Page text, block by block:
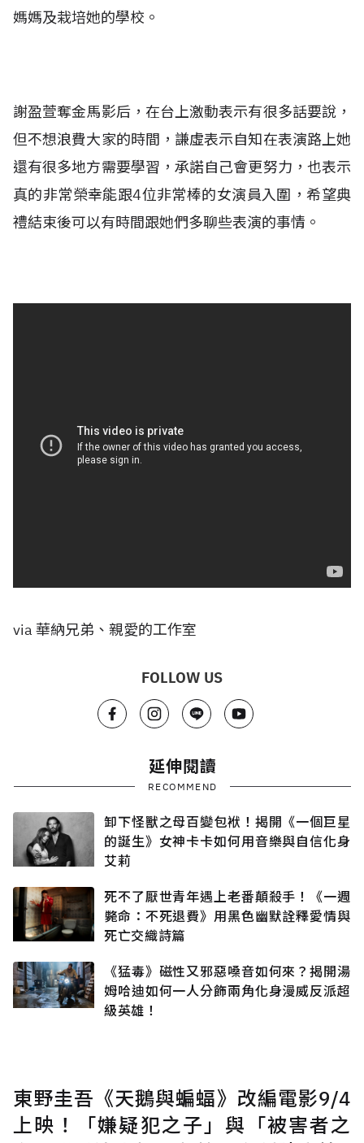
媽媽及栽培她的學校。
謝盈萱奪金馬影后，在台上激動表示有很多話要說，
但不想浪費大家的時間，謙虛表示自知在表演路上她
還有很多地方需要學習，承諾自己會更努力，也表示
真的非常榮幸能跟4位非常棒的女演員入圍，希望典
禮結束後可以有時間跟她們多聊些表演的事情。
via 華納兄弟、親愛的工作室
FOLLOW US
延伸閱讀
RECOMMEND
卸下怪獸之母百變包袱！揭開《一個巨星
的誕生》女神卡卡如何用音樂與自信化身
艾莉
死不了厭世青年遇上老番顛殺手！《一週
斃命：不死退費》用黑色幽默詮釋愛情與
死亡交織詩篇
《猛毒》磁性又邪惡嗓音如何來？揭開湯
姆哈迪如何一人分飾兩角化身漫威反派超
級英雄！
東野圭吾《天鵝與蝙蝠》改編電影9/4
上映！「嫌疑犯之子」與「被害者之